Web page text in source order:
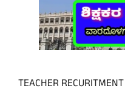
TEACHER